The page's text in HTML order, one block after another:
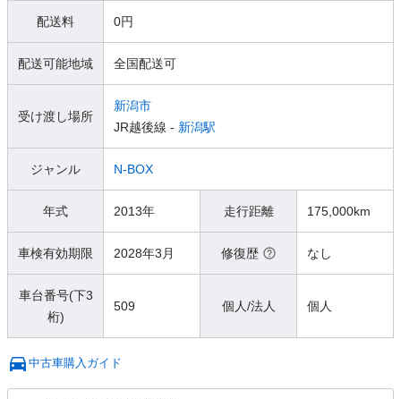
配送料 0円
配送可能地域 全国配送可
受け渡し場所
新潟市
JR越後線 - 新潟駅
ジャンル N-BOX
年式 2013年 走行距離 175,000km
車検有効期限 2028年3月 修復歴 なし
車台番号(下3
桁)
509 個人/法人 個人
中古車購入ガイド